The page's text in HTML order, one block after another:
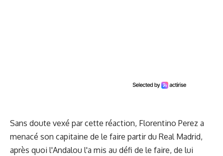
Sans doute vexé par cette réaction, Florentino Perez a
menacé son capitaine de le faire partir du Real Madrid,
après quoi l'Andalou l'a mis au défi de le faire, de lui